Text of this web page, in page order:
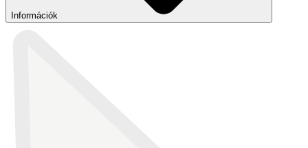
Információk